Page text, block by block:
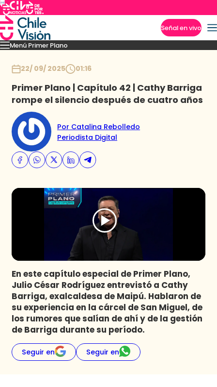
Señal en vivo
Menú Primer Plano
Capítulos Momentos Podcast Novedades
22/ 09/ 2025 01:16
Primer Plano | Capítulo 42 | Cathy Barriga
rompe el silencio después de cuatro años
Por Catalina Rebolledo
Periodista Digital
En este capítulo especial de Primer Plano,
Julio César Rodríguez entrevistó a Cathy
Barriga, exalcaldesa de Maipú. Hablaron de
su experiencia en la cárcel de San Miguel, de
los rumores que salían de ahí y de la gestión
de Barriga durante su período.
Seguir en Seguir en
Imperdibles
Programas
Club De La Comedia
Contigo en Directo
Plan Perfecto
El Tiempo
Sabingo
Todos Los Programas